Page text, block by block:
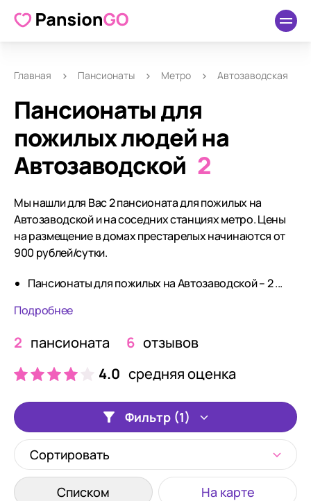
Главная Пансионаты Метро Автозаводская
Пансионаты для
пожилых людей на
Автозаводской 2
Мы нашли для Вас 2 пансионата для пожилых на
Автозаводской и на соседних станциях метро. Цены
на размещение в домах престарелых начинаются от
900 рублей/сутки.
Пансионаты для пожилых на Автозаводской – 2 ...
Подробнее
2 пансионата 6 отзывов
4.0 средняя оценка
Фильтр (1)
Сортировать
Списком На карте